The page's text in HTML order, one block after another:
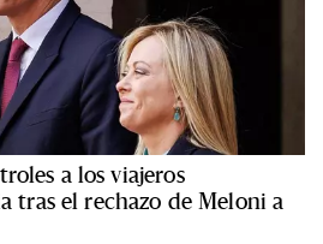
a los viajeros
tras el rechazo de Meloni a